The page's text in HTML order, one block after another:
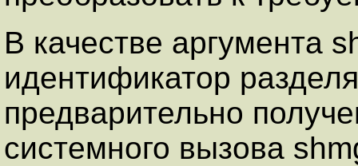
В качестве аргумента
идентификатор
предварительно
системного вызова